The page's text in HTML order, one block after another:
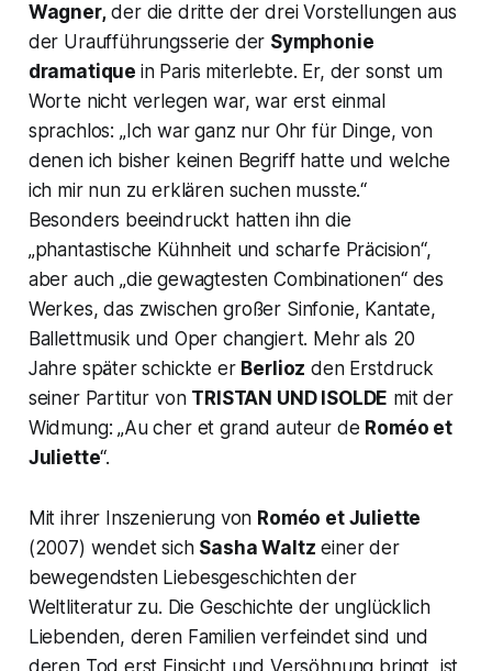
Wagner,der die dritte der drei Vorstellungen aus
der Uraufführungsserie der Symphonie
dramatique in Paris miterlebte. Er, der sonst um
Worte nicht verlegen war, war erst einmal
sprachlos: „Ich war ganz nur Ohr für Dinge, von
denen ich bisher keinen Begriff hatte und welche
ich mir nun zu erklären suchen musste.“
Besonders beeindruckt hatten ihn die
„phantastische Kühnheit und scharfe Präcision“,
aber auch„die gewagtesten Combinationen“ des
Werkes, das zwischen großer Sinfonie, Kantate,
Ballettmusik und Oper changiert. Mehr als 20
Jahre später schickte er Berlioz den Erstdruck
seiner Partitur von TRISTAN UND ISOLDE mit der
Widmung: „Au cher et grand auteur de Roméo et
Juliette“.
Mit ihrer Inszenierung von Roméo et Juliette
(2007) wendet sich Sasha Waltz einer der
bewegendsten Liebesgeschichten der
Weltliteratur zu. Die Geschichte der unglücklich
Liebenden, deren Familien verfeindet sind und